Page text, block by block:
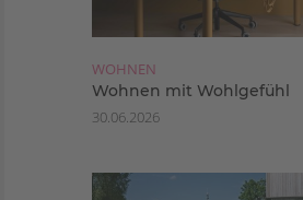
WOHNEN
Wohnen mit Wohlgefühl
30.06.2026